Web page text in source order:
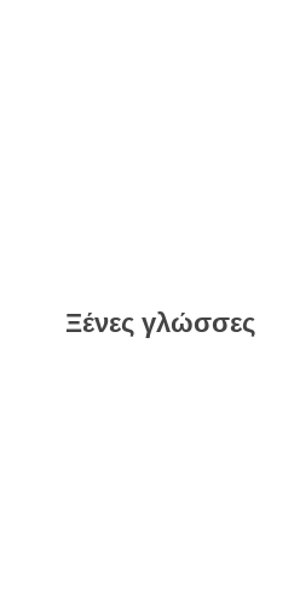
Ξένες γλώσσες